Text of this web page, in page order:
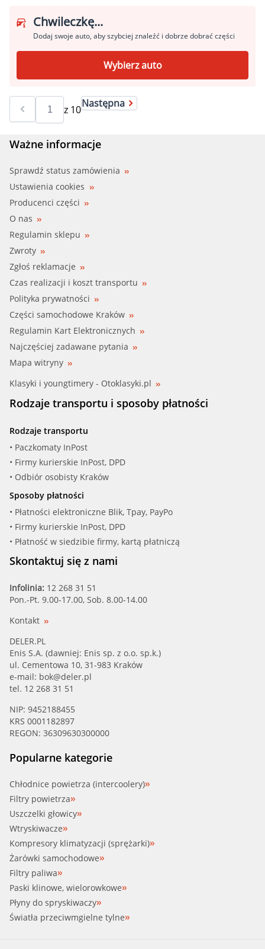
Chwileczkę...
Dodaj swoje auto, aby szybciej znaleźć i dobrze dobrać części
Wybierz auto
z 10Następna
Ważne informacje
Sprawdź status zamówienia
Ustawienia cookies
Producenci części
O nas
Regulamin sklepu
Zwroty
Zgłoś reklamacje
Czas realizacji i koszt transportu
Polityka prywatności
Części samochodowe Kraków
Regulamin Kart Elektronicznych
Najczęściej zadawane pytania
Mapa witryny
Klasyki i youngtimery - Otoklasyki.pl
Rodzaje transportu i sposoby płatności
Rodzaje transportu
• Paczkomaty InPost
• Firmy kurierskie InPost, DPD
• Odbiór osobisty Kraków
Sposoby płatności
• Płatności elektroniczne Blik, Tpay, PayPo
• Firmy kurierskie InPost, DPD
• Płatność w siedzibie firmy, kartą płatniczą
Skontaktuj się z nami
Infolinia: 12 268 31 51
Pon.-Pt. 9.00-17.00, Sob. 8.00-14.00
Kontakt
DELER.PL
Enis S.A. (dawniej: Enis sp. z o.o. sp.k.)
ul. Cementowa 10, 31-983 Kraków
e-mail: bok@deler.pl
tel. 12 268 31 51
NIP: 9452188455
KRS 0001182897
REGON: 36309630300000
Popularne kategorie
Chłodnice powietrza (intercoolery)
Filtry powietrza
Uszczelki głowicy
Wtryskiwacze
Kompresory klimatyzacji (sprężarki)
Żarówki samochodowe
Filtry paliwa
Paski klinowe, wielorowkowe
Płyny do spryskiwaczy
Światła przeciwmgielne tylne